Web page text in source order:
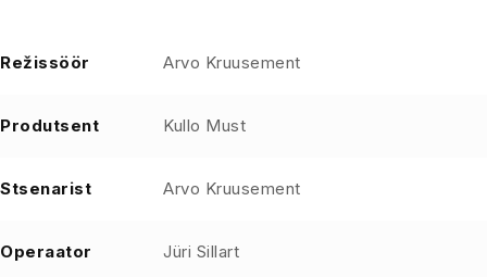
Režissöör Arvo Kruusement
Produtsent Kullo Must
Stsenarist Arvo Kruusement
Operaator Jüri Sillart